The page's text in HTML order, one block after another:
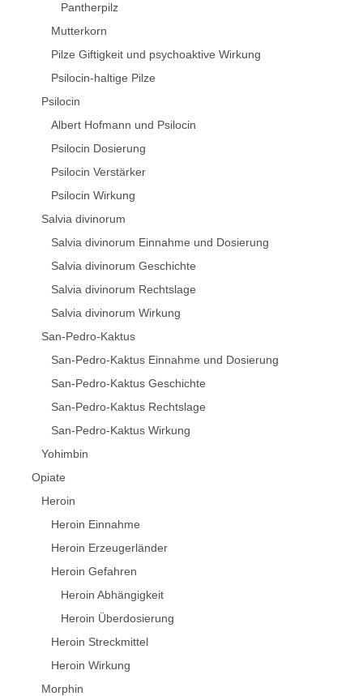
Pantherpilz
Mutterkorn
Pilze Giftigkeit und psychoaktive Wirkung
Psilocin-haltige Pilze
Psilocin
Albert Hofmann und Psilocin
Psilocin Dosierung
Psilocin Verstärker
Psilocin Wirkung
Salvia divinorum
Salvia divinorum Einnahme und Dosierung
Salvia divinorum Geschichte
Salvia divinorum Rechtslage
Salvia divinorum Wirkung
San-Pedro-Kaktus
San-Pedro-Kaktus Einnahme und Dosierung
San-Pedro-Kaktus Geschichte
San-Pedro-Kaktus Rechtslage
San-Pedro-Kaktus Wirkung
Yohimbin
Opiate
Heroin
Heroin Einnahme
Heroin Erzeugerländer
Heroin Gefahren
Heroin Abhängigkeit
Heroin Überdosierung
Heroin Streckmittel
Heroin Wirkung
Morphin